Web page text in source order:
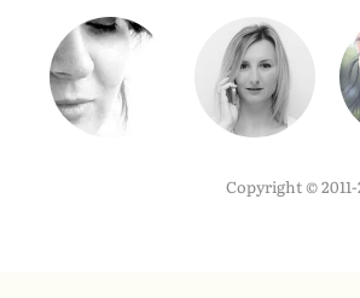
Copyright ©